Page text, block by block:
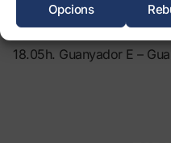
Opcions
16.00h. Perdedor E –
18.05h. Guanyador E –